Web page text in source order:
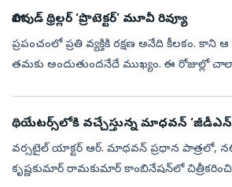
హాలివుడ్ థ్రిల్లర్ ‘ప్రొటెక్టర్’ మూవీ రివ్యూ
ప్రపంచంలో ప్రతి వ్యక్తికి రక్షణ అనేది కీలకం. కాని
తమకు అందుతుందనేదే ముఖ్యం. ఈ రోజుల్లో
థియేటర్స్‌లోకి వచ్చేస్తున్న మాధవన్‌
వర్సటైల్ యాక్టర్ ఆర్‌. మాధవన్‌ ప్రధాన పాత్రలో,
కృష్ణకుమార్‌ రామకుమార్‌ కాంబినేషన్‌లో